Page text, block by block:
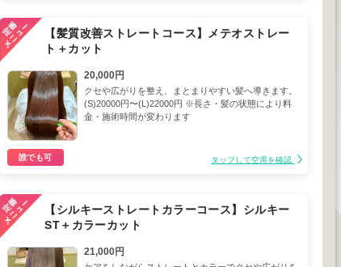
【髪質改善ストレートコース】メテオストレー
ト＋カット
20,000円
クセや広がりを整え、まとまりやすい髪へ導きます。
(S)20000円〜(L)22000円 ※長さ・髪の状態により料
金・施術時間が変わります
誰でも可 タップして空席を確認
【シルキーストレートカラーコース】シルキー
ST＋カラーカット
21,000円